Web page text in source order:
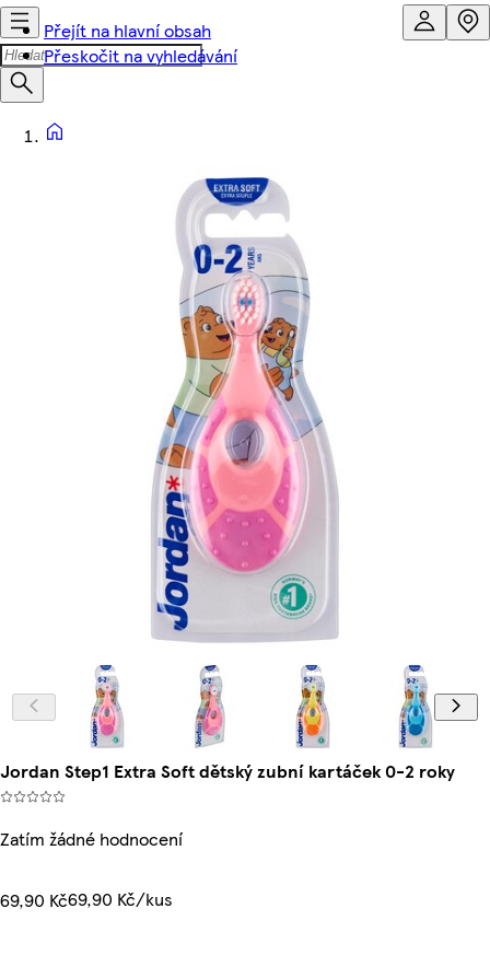
Přejít na hlavní obsah
Přeskočit na vyhledávání
Jordan Step1 Extra Soft dětský zubní kartáček 0-2 roky
Zatím žádné hodnocení
69,90 Kč69,90 Kč/kus